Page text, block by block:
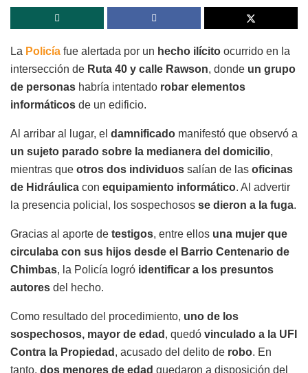
La Policía fue alertada por un hecho ilícito ocurrido en la
intersección de Ruta 40 y calle Rawson, donde un grupo
de personas habría intentado robar elementos
informáticos de un edificio.
Al arribar al lugar, el damnificado manifestó que observó a
un sujeto parado sobre la medianera del domicilio,
mientras que otros dos individuos salían de las oficinas
de Hidráulica con equipamiento informático. Al advertir
la presencia policial, los sospechosos se dieron a la fuga.
Gracias al aporte de testigos, entre ellos una mujer que
circulaba con sus hijos desde el Barrio Centenario de
Chimbas, la Policía logró identificar a los presuntos
autores del hecho.
Como resultado del procedimiento, uno de los
sospechosos, mayor de edad , quedó vinculado a la UFI
Contra la Propiedad , acusado del delito de robo. En
tanto, dos menores de edad quedaron a disposición del